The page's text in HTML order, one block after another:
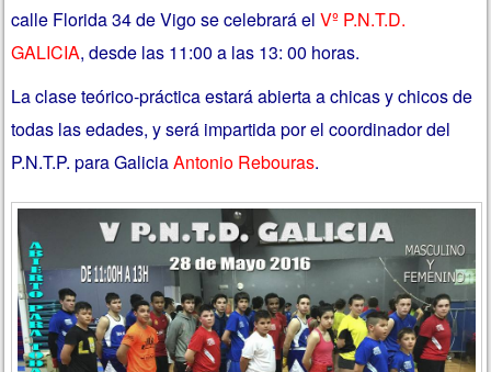
calle Florida 34 de Vigo se celebrará elVº P.N.T.D.
GALICIA, desde las 11:00 a las 13: 00 horas.
La clase teórico-práctica estará abierta a chicas y chicos de
todas las edades, y será impartida por el coordinador del
P.N.T.P. para GaliciaAntonio Rebouras.